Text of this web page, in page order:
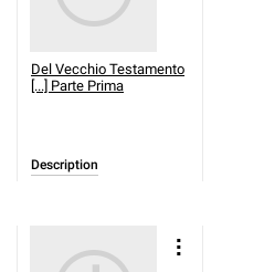
Del Vecchio Testamento
[...] Parte Prima
Description